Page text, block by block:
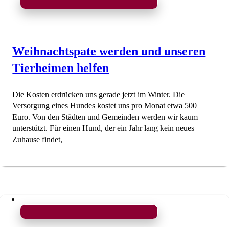
Weihnachtspate werden und unseren
Tierheimen helfen
Die Kosten erdrücken uns gerade jetzt im Winter. Die
Versorgung eines Hundes kostet uns pro Monat etwa 500
Euro. Von den Städten und Gemeinden werden wir kaum
unterstützt. Für einen Hund, der ein Jahr lang kein neues
Zuhause findet,